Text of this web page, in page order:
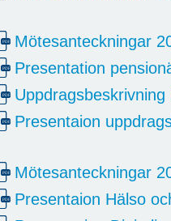
Mötesanteckningar
Presentation
Presentaion
Mötesanteckningar
Presentaion Hälso